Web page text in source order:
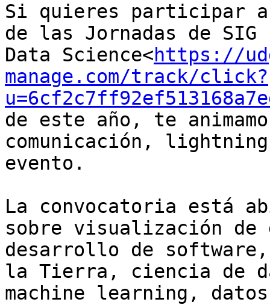
Si quieres participar
de las Jornadas de
Data Science<https://
manage.com/track/click?
de este año, te
comunicación,
evento.
La convocatoria está
sobre visualización
desarrollo de software,
la Tierra, ciencia de
machine learning,